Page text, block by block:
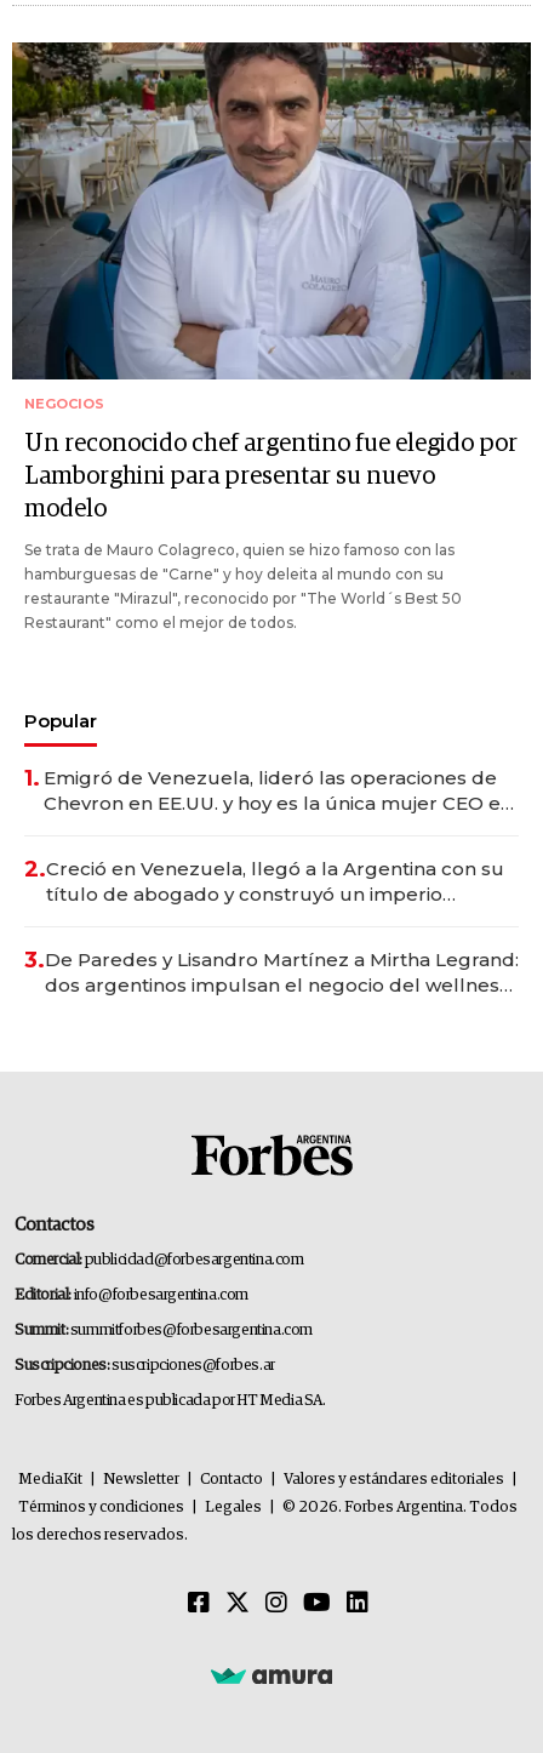
NEGOCIOS
Un reconocido chef argentino fue elegido por
Lamborghini para presentar su nuevo
modelo
Se trata de Mauro Colagreco, quien se hizo famoso con las
hamburguesas de "Carne" y hoy deleita al mundo con su
restaurante "Mirazul", reconocido por "The World´s Best 50
Restaurant" como el mejor de todos.
Popular
1. Emigró de Venezuela, lideró las operaciones de
Chevron en EE.UU. y hoy es la única mujer CEO en
2.Creció en Venezuela, llegó a la Argentina con su
título de abogado y construyó un imperio
3.De Paredes y Lisandro Martínez a Mirtha Legrand:
dos argentinos impulsan el negocio del wellness
Contactos
Comercial:publicidad@forbesargentina.com
Editorial:info@forbesargentina.com
Summit:summitforbes@forbesargentina.com
Suscripciones:suscripciones@forbes.ar
Forbes Argentina es publicada por HT Media SA.
MediaKit Newsletter Contacto Valores y estándares editoriales
Términos y condiciones
Legales
© 2026. Forbes Argentina. Todos
los derechos reservados.